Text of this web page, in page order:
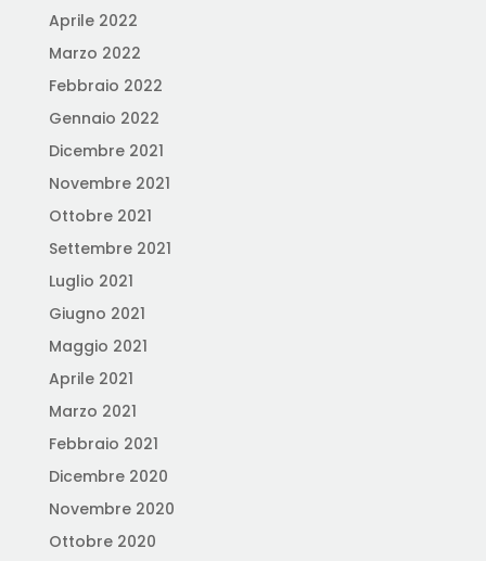
Aprile 2022
Marzo 2022
Febbraio 2022
Gennaio 2022
Dicembre 2021
Novembre 2021
Ottobre 2021
Settembre 2021
Luglio 2021
Giugno 2021
Maggio 2021
Aprile 2021
Marzo 2021
Febbraio 2021
Dicembre 2020
Novembre 2020
Ottobre 2020